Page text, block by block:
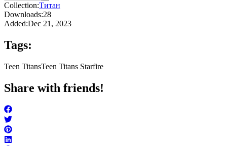
Collection:Титан
Downloads:28
Added:Dec 21, 2023
Tags:
Teen TitansTeen Titans Starfire
Share with friends!